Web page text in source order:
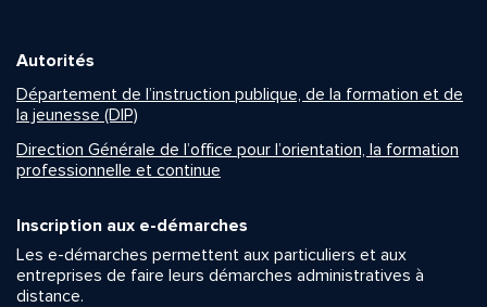
Autorités
Département de l’instruction publique, de la formation et de
la jeunesse (DIP)
Direction Générale de l’office pour l’orientation, la formation
professionnelle et continue
Inscription aux e-démarches
Les e-démarches permettent aux particuliers et aux
entreprises de faire leurs démarches administratives à
distance.